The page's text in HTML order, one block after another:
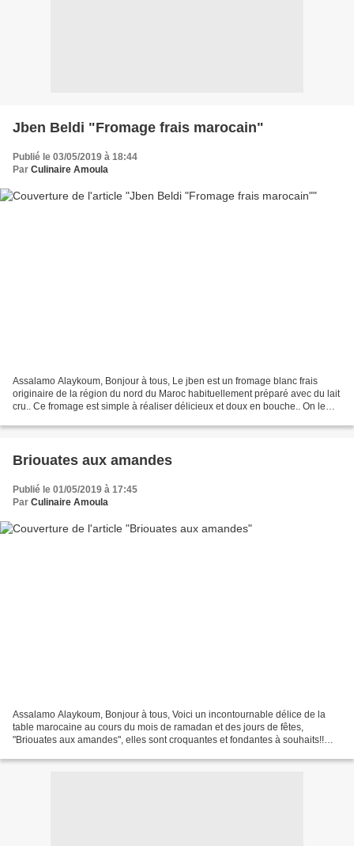
Jben Beldi "Fromage frais marocain"
Publié le 03/05/2019 à 18:44
Par Culinaire Amoula
Assalamo Alaykoum, Bonjour à tous, Le jben est un fromage blanc frais
originaire de la région du nord du Maroc habituellement préparé avec du lait
cru.. Ce fromage est simple à réaliser délicieux et doux en bouche.. On le
Briouates aux amandes
Publié le 01/05/2019 à 17:45
Par Culinaire Amoula
Assalamo Alaykoum, Bonjour à tous, Voici un incontournable délice de la
table marocaine au cours du mois de ramadan et des jours de fêtes,
"Briouates aux amandes", elles sont croquantes et fondantes à souhaits!!